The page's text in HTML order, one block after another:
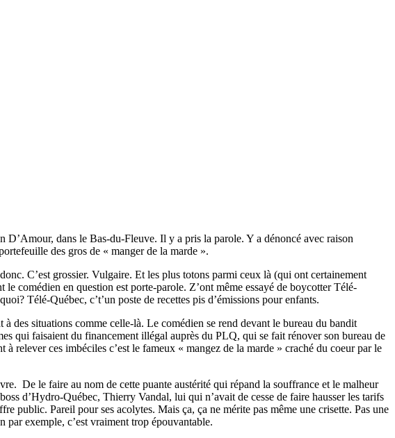
dans le Bas-du-Fleuve. Il y a pris la parole. Y a dénoncé avec raison
des gros de « manger de la marde ».
C’est grossier. Vulgaire. Et les plus totons parmi ceux là (qui ont certainement
comédien en question est porte-parole. Z’ont même essayé de boycotter Télé-
Télé-Québec, c’t’un poste de recettes pis d’émissions pour enfants.
des situations comme celle-là. Le comédien se rend devant le bureau du bandit
qui faisaient du financement illégal auprès du PLQ, qui se fait rénover son bureau de
relever ces imbéciles c’est le fameux « mangez de la marde » craché du coeur par le
De le faire au nom de cette puante austérité qui répand la souffrance et le malheur
d’Hydro-Québec, Thierry Vandal, lui qui n’avait de cesse de faire hausser les tarifs
public. Pareil pour ses acolytes. Mais ça, ça ne mérite pas même une crisette. Pas une
par exemple, c’est vraiment trop épouvantable.